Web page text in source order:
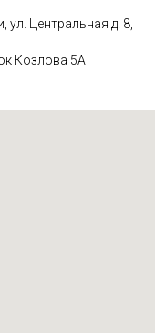
ул. Центральная д. 8,
Козлова 5А